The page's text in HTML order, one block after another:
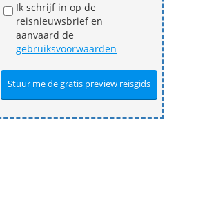
Ik schrijf in op de
reisnieuwsbrief en
aanvaard de
gebruiksvoorwaarden